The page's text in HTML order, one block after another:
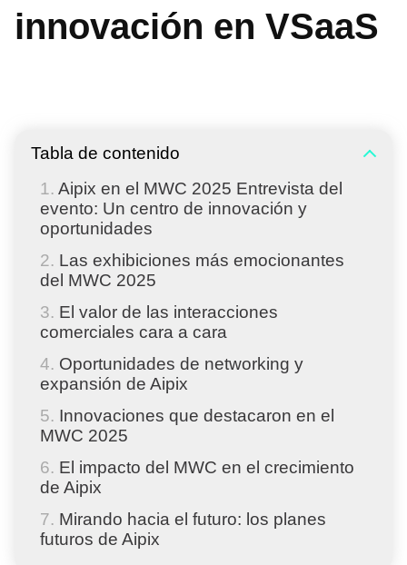
innovación en VSaaS
Tabla de contenido
Aipix en el MWC 2025 Entrevista del
evento: Un centro de innovación y
oportunidades
Las exhibiciones más emocionantes
del MWC 2025
El valor de las interacciones
comerciales cara a cara
Oportunidades de networking y
expansión de Aipix
Innovaciones que destacaron en el
MWC 2025
El impacto del MWC en el crecimiento
de Aipix
Mirando hacia el futuro: los planes
futuros de Aipix